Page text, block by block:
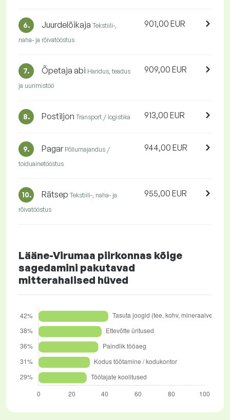
6. Juurdelõikaja Tekstiili-,
naha- ja rõivatööstus
901,00 EUR
7. Õpetaja abi Haridus, teadus
ja uurimistöö
909,00 EUR
8. Postiljon Transport / logistika 913,00 EUR
9. Pagar Põllumajandus /
toiduainetööstus
944,00 EUR
10. Rätsep Tekstiili-, naha- ja
rõivatööstus
955,00 EUR
Lääne-Virumaa piirkonnas kõige
sagedamini pakutavad
mitterahalised hüved